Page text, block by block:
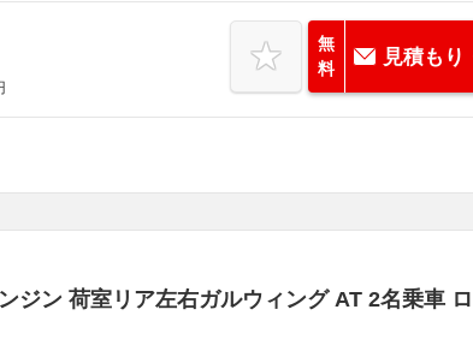
無
料
見積もり
ジン 荷室リア左右ガルウィング AT 2名乗車